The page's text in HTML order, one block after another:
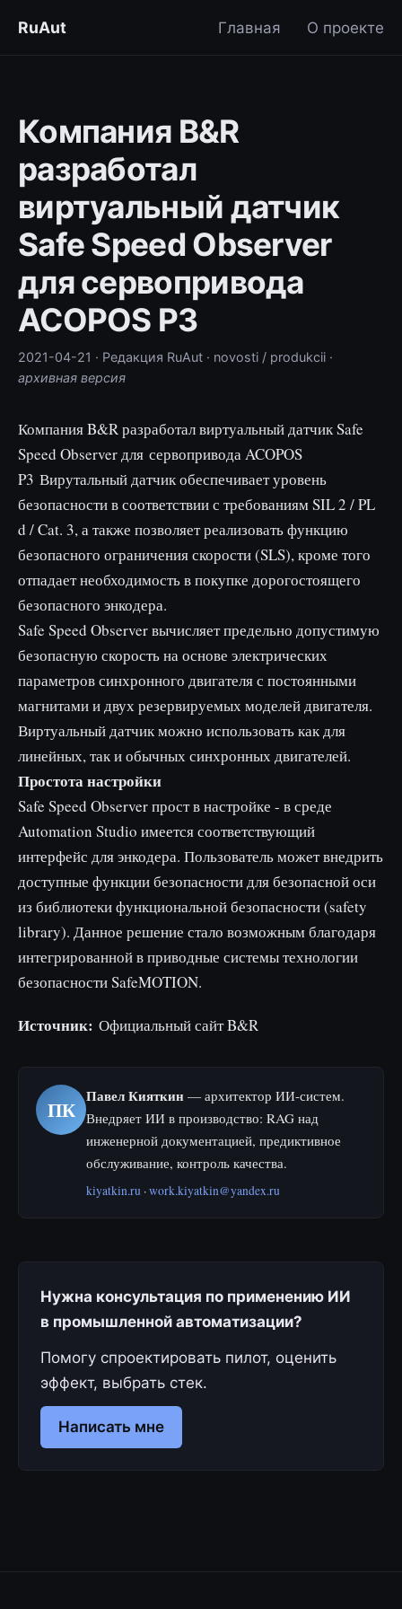
RuAut Главная О проекте
Компания B&R
разработал
виртуальный датчик
Safe Speed Observer
для сервопривода
ACOPOS P3
2021-04-21 · Редакция RuAut · novosti / produkcii ·
архивная версия
Компания B&R разработал виртуальный датчик Safe
Speed Observer для сервопривода ACOPOS
P3 Вирутальный датчик обеспечивает уровень
безопасности в соответствии с требованиям SIL 2 / PL
d / Cat. 3, а также позволяет реализовать функцию
безопасного ограничения скорости (SLS), кроме того
отпадает необходимость в покупке дорогостоящего
безопасного энкодера.
Safe Speed Observer вычисляет предельно допустимую
безопасную скорость на основе электрических
параметров синхронного двигателя с постоянными
магнитами и двух резервируемых моделей двигателя.
Виртуальный датчик можно использовать как для
линейных, так и обычных синхронных двигателей.
Простота настройки
Safe Speed Observer прост в настройке - в среде
Automation Studio имеется соответствующий
интерфейс для энкодера. Пользователь может внедрить
доступные функции безопасности для безопасной оси
из библиотеки функциональной безопасности (safety
library). Данное решение стало возможным благодаря
интегрированной в приводные системы технологии
безопасности SafeMOTION.
Источник: Официальный сайт B&R
ПК
Павел Кияткин — архитектор ИИ-систем.
Внедряет ИИ в производство: RAG над
инженерной документацией, предиктивное
обслуживание, контроль качества.
kiyatkin.ru ·work.kiyatkin@yandex.ru
Нужна консультация по применению ИИ
в промышленной автоматизации?
Помогу спроектировать пилот, оценить
эффект, выбрать стек.
Написать мне